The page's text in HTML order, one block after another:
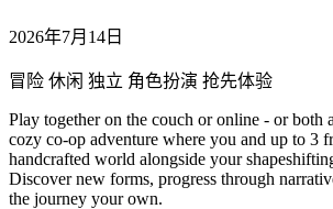
2026年7月14日
冒险 休闲 独立 角色扮演 抢先体验
Play together on the couch or online - or both
cozy co-op adventure where you and up to 3
handcrafted world alongside your
Discover new forms, progress through
the journey your own.